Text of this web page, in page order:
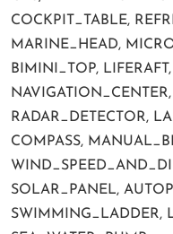
COCKPIT_TABLE,
MARINE_HEAD,
BIMINI_TOP,
RADAR_DETECTOR,
COMPASS,
SOLAR_PANEL,
SWIMMING_LADDER,